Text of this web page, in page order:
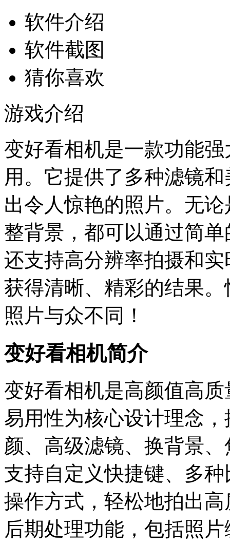
软件介绍
软件截图
猜你喜欢
游戏介绍
变好看相机是一款功能
用。它提供了多种滤镜
出令人惊艳的照片。无
整背景，都可以通过简
还支持高分辨率拍摄和
获得清晰、精彩的结果
照片与众不同！
变好看相机简介
变好看相机是高颜值高
易用性为核心设计理念
颜、高级滤镜、换背景
支持自定义快捷键、多
操作方式，轻松地拍出
后期处理功能，包括照